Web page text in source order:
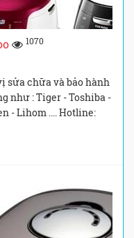
1070
sửa chữa và bảo hành
như : Tiger - Toshiba -
- Lihom .... Hotline: